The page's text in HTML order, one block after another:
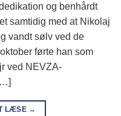
og benhårdt
samtidig med at Nikolaj
vandt sølv ved de
førte han som
ved NEVZA-
LÆSE →